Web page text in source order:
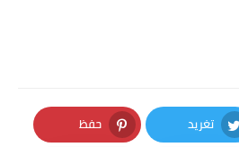
تغريد حفظ